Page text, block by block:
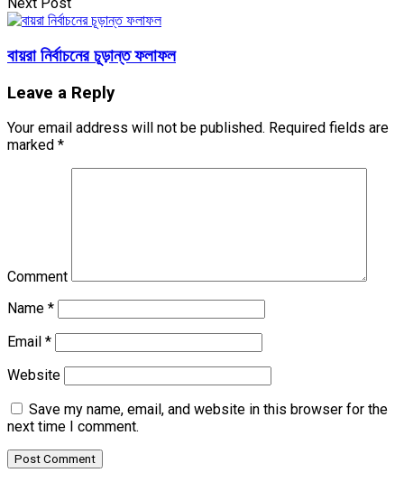
বায়রা নির্বাচনের চূড়ান্ত ফলাফল
Leave a Reply
Your email address will not be published. Required fields are
marked *
Comment
Name *
Email *
Website
Save my name, email, and website in this browser for the
next time I comment.